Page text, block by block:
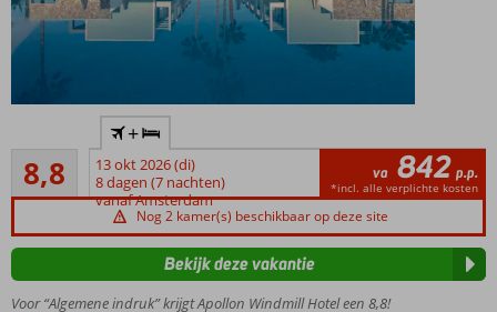
min.
leeftijd
16 jaar
Ca.
2
km
van
8,8Aanrader
127
beoordelingen
+
13 okt 2026 (di)
8 dagen (7 nachten)
vanaf Amsterdam
va 842 p.p.
*incl. alle verplichte kosten
Nog 2 kamer(s) beschikbaar op deze site
Voor “Algemene indruk” krijgt Apollon Windmill Hotel een 8,8!
Bekijk deze vakantie